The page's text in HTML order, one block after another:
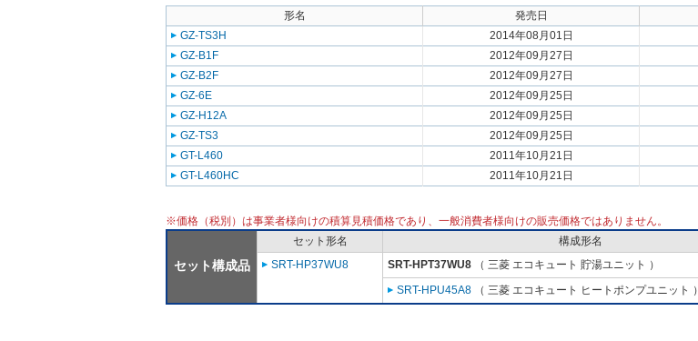
形名 発売日
GZ-TS3H
2014年08月01日
GZ-B1F
2012年09月27日
GZ-B2F
2012年09月27日
GZ-6E
2012年09月25日
GZ-H12A
2012年09月25日
GZ-TS3
2012年09月25日
GT-L460
2011年10月21日
GT-L460HC
2011年10月21日
※価格（税別）は事業者様向けの積算見積価格であり、一般消費者様向けの販売価格ではありません。
セット構成品
セット形名 構成形名
SRT-HP37WU8
SRT-HPT37WU8 （ 三菱 エコキュート 貯湯ユニット ）
SRT-HPU45A8 （ 三菱 エコキュート ヒートポンプユニット ）